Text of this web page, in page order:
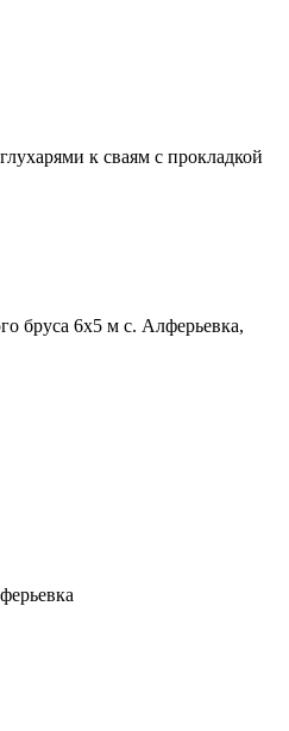
к сваям с прокладкой
бруса 6х5 м с. Алферьевка,